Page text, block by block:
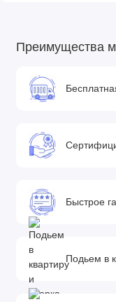
Преимущества
Быстрое
Подьем в